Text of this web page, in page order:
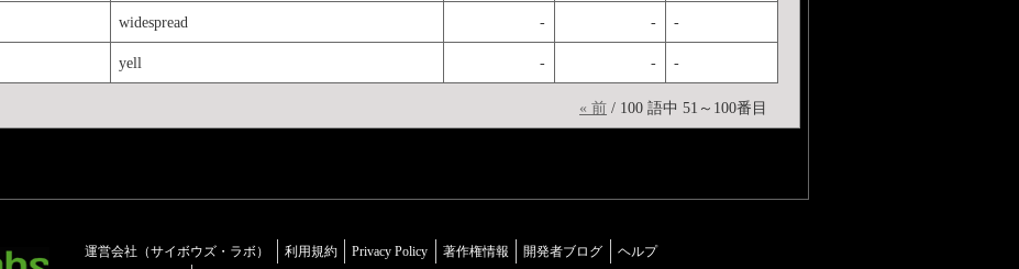
widespread - - -
yell - - -
« 前 / 100 語中 51～100番目
運営会社（サイボウズ・ラボ） 利用規約 Privacy Policy 著作権情報 開発者ブログ ヘルプ